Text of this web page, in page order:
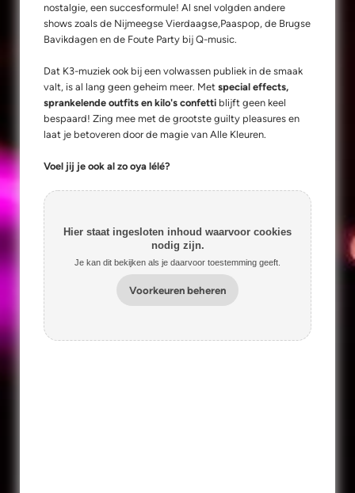
nostalgie, een succesformule! Al snel volgden andere
shows zoals de Nijmeegse Vierdaagse,Paaspop, de Brugse
Bavikdagen en de Foute Party bij Q-music.
Dat K3-muziek ook bij een volwassen publiek in de smaak
valt, is al lang geen geheim meer. Met special effects,
sprankelende outfits en kilo's confetti blijft geen keel
bespaard! Zing mee met de grootste guilty pleasures en
laat je betoveren door de magie van Alle Kleuren.
Voel jij je ook al zo oya lélé?
Hier staat ingesloten inhoud waarvoor cookies
nodig zijn.
Je kan dit bekijken als je daarvoor toestemming geeft.
Voorkeuren beheren